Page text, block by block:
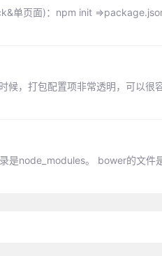
单页面)：npm init
，打包配置项非常透明，可以很
是node_modules。 bower的文件